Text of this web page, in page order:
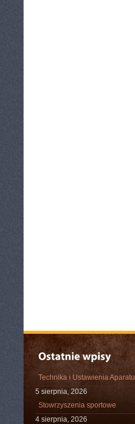
Technika i Ustawienia Aparatu
5 sierpnia, 2026
Stowrzyszenia sportowe
4 sierpnia, 2026